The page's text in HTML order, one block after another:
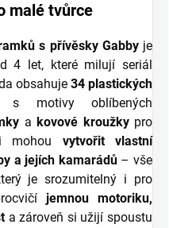
malé tvůrce
s přívěsky Gabbyje
4 let, které milují seriál
obsahuje 34 plastických
motivy oblíbených
a kovové kroužkypro
mohou vytvořit vlastní
a jejích kamarádů– vše
je srozumitelný i pro
jemnou motoriku,
a zároveň si užijí spoustu